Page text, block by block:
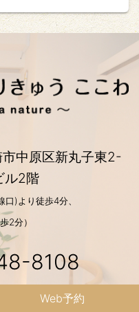
Web予約
中原区新丸子東2-
ル2階
口)より徒歩4分、
2分）
8108
21:00(最終20:00)